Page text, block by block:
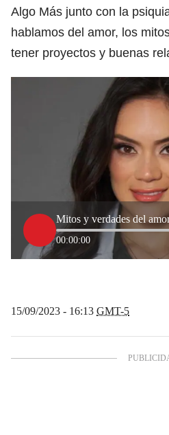
Algo Más junto con la
hablamos del amor, los
tener proyectos y buenas
00:00:00
15/09/2023 - 16:13 GMT-5